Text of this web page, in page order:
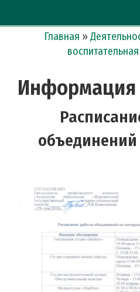
Главная »
Информация